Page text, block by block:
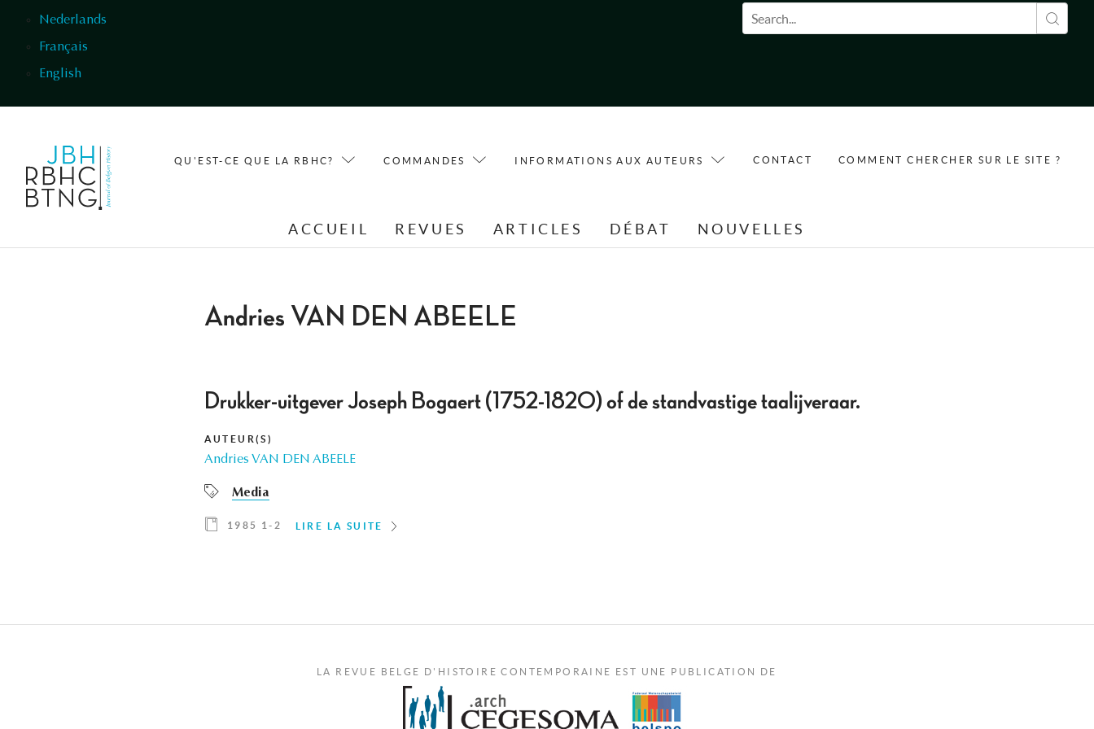
Nederlands
Français
English
Formulaire de recherche
QU'EST-CE QUE LA RBHC? COMMANDES INFORMATIONS AUX AUTEURS CONTACT COMMENT CHERCHER SUR LE SITE ?
ACCUEIL REVUES ARTICLES DÉBAT NOUVELLES
Andries VAN DEN ABEELE
Drukker-uitgever Joseph Bogaert (1752-1820) of de standvastige taalijveraar.
AUTEUR(S)
Andries VAN DEN ABEELE
Media
1985 1-2 LIRE LA SUITE
LA REVUE BELGE D'HISTOIRE CONTEMPORAINE EST UNE PUBLICATION DE